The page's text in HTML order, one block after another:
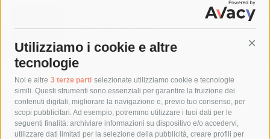
Utilizziamo i cookie e altre
tecnologie
Noi e altre 3 terze parti selezionate utilizziamo cookie e tecnologie
simili. Questi strumenti sono essenziali per garantire la fruizione dei
contenuti digitali, migliorare la navigazione e, previo tuo consenso, per
scopi pubblicitari. Ad esempio, potremmo utilizzare i tuoi dati per le
seguenti finalità: archiviare informazioni su dispositivo e/o accedervi,
utilizzare dati limitati per la selezione della pubblicità, creare profili per
Sorrento. Maurizio de Giovanni presenta
Tag
acqua allerta meteo
anas
area marina protetta di punta campanella
arresto